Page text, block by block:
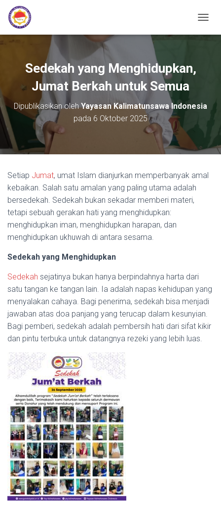
Sedekah yang Menghidupkan,
Jumat Berkah untuk Semua
Dipublikasikan olehYayasan Kalimatunsawa Indonesia
pada 6 Oktober 2025
Setiap Jumat, umat Islam dianjurkan memperbanyak amal
kebaikan. Salah satu amalan yang paling utama adalah
bersedekah. Sedekah bukan sekadar memberi materi,
tetapi sebuah gerakan hati yang menghidupkan:
menghidupkan iman, menghidupkan harapan, dan
menghidupkan ukhuwah di antara sesama.
Sedekah yang Menghidupkan
Sedekah sejatinya bukan hanya berpindahnya harta dari
satu tangan ke tangan lain. Ia adalah napas kehidupan yang
menyalakan cahaya. Bagi penerima, sedekah bisa menjadi
jawaban atas doa panjang yang terucap dalam kesunyian.
Bagi pemberi, sedekah adalah pembersih hati dari sifat kikir
dan pintu terbuka untuk datangnya rezeki yang lebih luas.